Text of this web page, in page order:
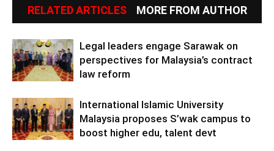
RELATED ARTICLES MORE FROM AUTHOR
Legal leaders engage Sarawak on
perspectives for Malaysia’s contract
law reform
International Islamic University
Malaysia proposes S’wak campus to
boost higher edu, talent devt